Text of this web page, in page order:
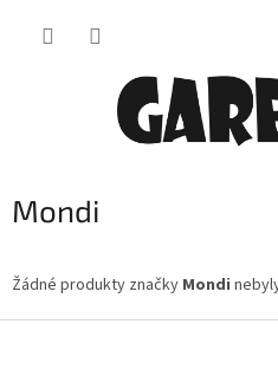
Mondi
Žádné produkty značky Mondi